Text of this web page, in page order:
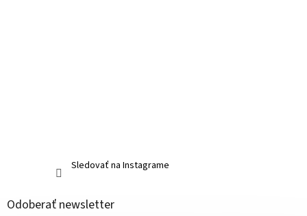
Sledovať na Instagrame
Odoberať newsletter